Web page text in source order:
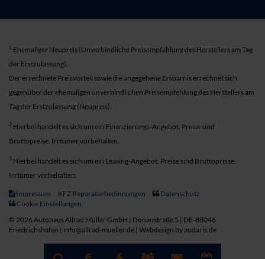
1 Ehemaliger Neupreis (Unverbindliche Preisempfehlung des Herstellers am Tag
der Erstzulassung).
Der errechnete Preisvorteil sowie die angegebene Ersparnis errechnet sich
gegenüber der ehemaligen unverbindlichen Preisempfehlung des Herstellers am
Tag der Erstzulassung (Neupreis).
2 Hierbei handelt es sich um ein Finanzierungs-Angebot. Preise sind
Bruttopreise. Irrtümer vorbehalten.
3 Hierbei handelt es sich um ein Leasing-Angebot. Preise sind Bruttopreise.
Irrtümer vorbehalten.
Impressum KFZ Reparaturbedinnungen
Datenschutz
Cookie Einstellungen
© 2026 Autohaus Allrad Müller GmbH | Donaustraße 5 | DE-88046
Friedrichshafen | info@allrad-mueller.de | Webdesign by audaris.de